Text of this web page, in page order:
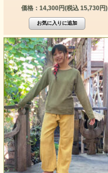
価格：14,300円(税込 15,730円)